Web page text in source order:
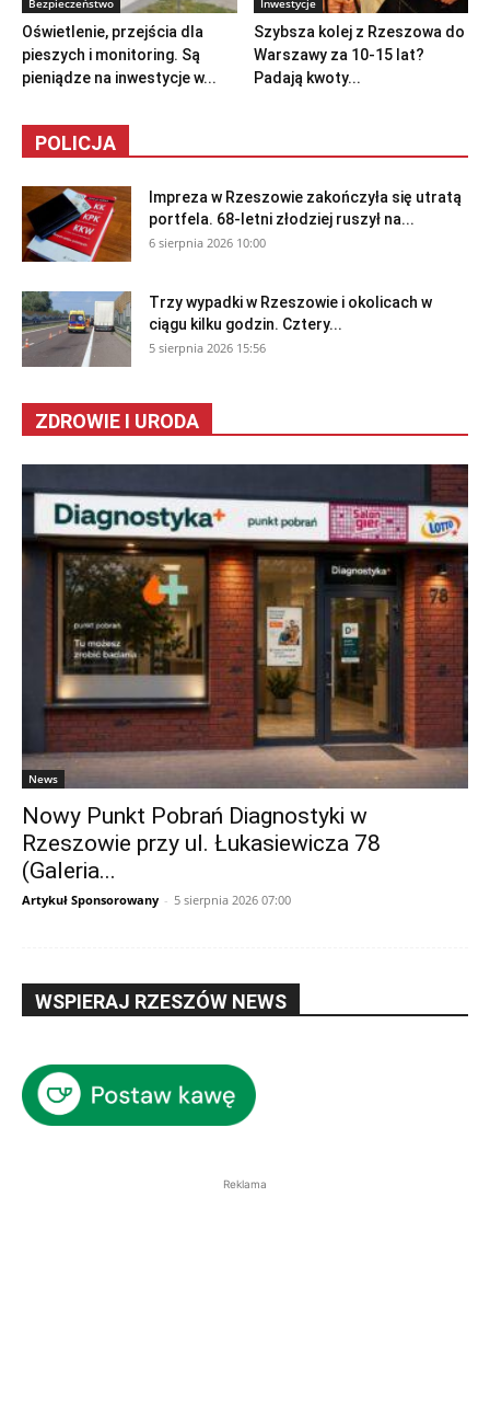
Bezpieczeństwo
Oświetlenie, przejścia dla
pieszych i monitoring. Są
pieniądze na inwestycje w...
Inwestycje
Szybsza kolej z Rzeszowa do
Warszawy za 10-15 lat?
Padają kwoty...
POLICJA
Impreza w Rzeszowie zakończyła się utratą
portfela. 68-letni złodziej ruszył na...
6 sierpnia 2026 10:00
Trzy wypadki w Rzeszowie i okolicach w
ciągu kilku godzin. Cztery...
5 sierpnia 2026 15:56
ZDROWIE I URODA
News
Nowy Punkt Pobrań Diagnostyki w
Rzeszowie przy ul. Łukasiewicza 78
(Galeria...
Artykuł Sponsorowany - 5 sierpnia 2026 07:00
WSPIERAJ RZESZÓW NEWS
Reklama